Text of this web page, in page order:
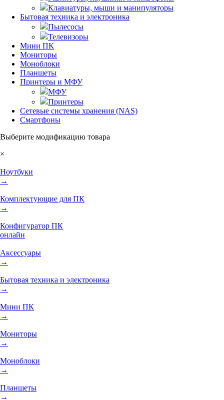
Клавиатуры, мыши и манипуляторы
Бытовая техника и электроника
Пылесосы
Телевизоры
Мини ПК
Мониторы
Моноблоки
Планшеты
Принтеры и МФУ
МФУ
Принтеры
Сетевые системы хранения (NAS)
Смартфоны
Выберите модификацию товара
×
Ноутбуки
→
Комплектующие для ПК
→
Конфигуратор ПК
онлайн
Аксессуары
→
Бытовая техника и электроника
→
Мини ПК
→
Мониторы
→
Моноблоки
→
Планшеты
→